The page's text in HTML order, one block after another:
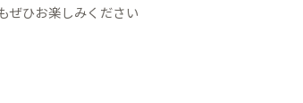
ークスペースはややコンパクト、キッチンは
ぜひお楽しみください